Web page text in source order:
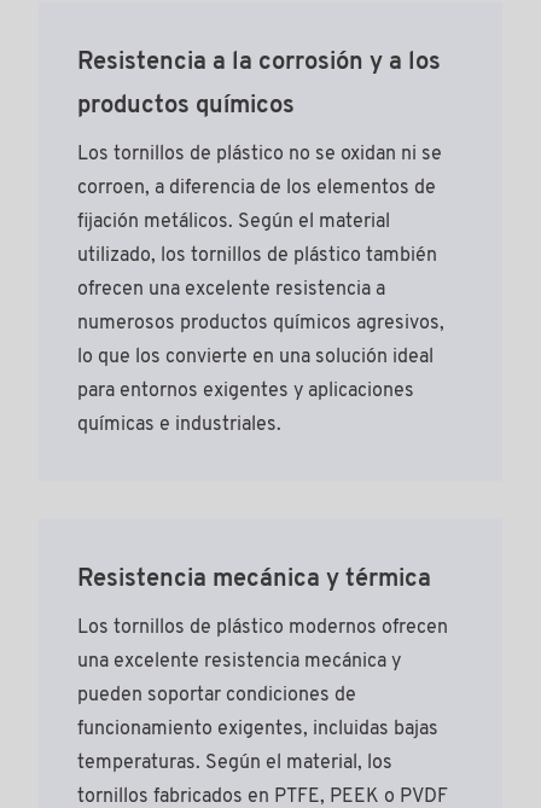
Resistencia a la corrosión y a los
productos químicos
Los tornillos de plástico no se oxidan ni se
corroen, a diferencia de los elementos de
fijación metálicos. Según el material
utilizado, los tornillos de plástico también
ofrecen una excelente resistencia a
numerosos productos químicos agresivos,
lo que los convierte en una solución ideal
para entornos exigentes y aplicaciones
químicas e industriales.
Resistencia mecánica y térmica
Los tornillos de plástico modernos ofrecen
una excelente resistencia mecánica y
pueden soportar condiciones de
funcionamiento exigentes, incluidas bajas
temperaturas. Según el material, los
tornillos fabricados en PTFE, PEEK o PVDF